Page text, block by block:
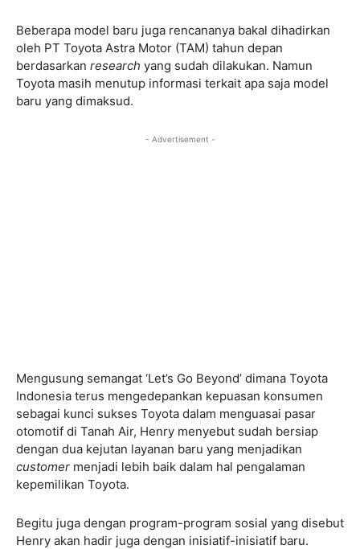
Beberapa model baru juga rencananya bakal dihadirkan
oleh PT Toyota Astra Motor (TAM) tahun depan
berdasarkan research yang sudah dilakukan. Namun
Toyota masih menutup informasi terkait apa saja model
baru yang dimaksud.
- Advertisement -
Mengusung semangat ‘Let’s Go Beyond’ dimana Toyota
Indonesia terus mengedepankan kepuasan konsumen
sebagai kunci sukses Toyota dalam menguasai pasar
otomotif di Tanah Air, Henry menyebut sudah bersiap
dengan dua kejutan layanan baru yang menjadikan
customer menjadi lebih baik dalam hal pengalaman
kepemilikan Toyota.
Begitu juga dengan program-program sosial yang disebut
Henry akan hadir juga dengan inisiatif-inisiatif baru.